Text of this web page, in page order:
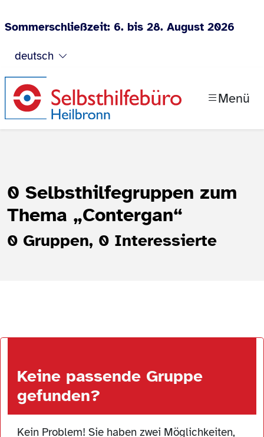
Zum Inhalt springen
Sommerschließzeit: 6. bis 28. August 2026
deutsch
Menü
0 Selbsthilfegruppen zum
Thema „Contergan“
0 Gruppen, 0 Interessierte
Keine passende Gruppe
gefunden?
Kein Problem! Sie haben zwei Möglichkeiten,